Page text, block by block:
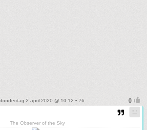
2 april 2020 @ 10:12 • 76
The Observer of the Sky